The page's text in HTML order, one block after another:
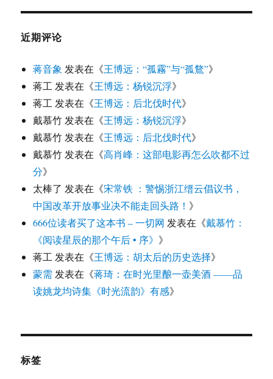
近期评论
蒋音象 发表在《王博远：“孤霧”与“孤鶩”》
蒋工发表在《王博远：杨锐沉浮》
蒋工发表在《王博远：后北伐时代》
戴慕竹发表在《王博远：杨锐沉浮》
戴慕竹发表在《王博远：后北伐时代》
戴慕竹发表在《高肖峰：这部电影再怎么吹都不过
分》
太棒了 发表在《宋常铁 ：警惕浙江缙云倡议书，
中国改革开放事业决不能走回头路！ 》
666位读者买了这本书 – 一切网 发表在《戴慕竹：
《阅读星辰的那个午后 • 序》 》
蒋工发表在《王博远：胡太后的历史选择》
蒙需发表在《蒋琦：在时光里酿一壶美酒 ——品
读姚龙均诗集《时光流韵》有感》
标签